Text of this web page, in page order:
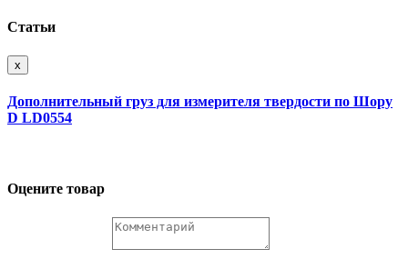
Статьи
x
Дополнительный груз для измерителя твердости по Шору
D LD0554
Оцените товар